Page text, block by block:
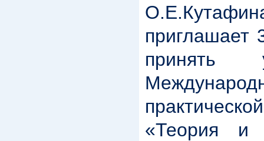
приглашает
«Теория и